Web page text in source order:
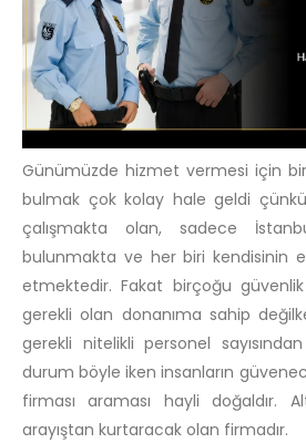
Günümüzde hizmet vermesi için
bulmak çok kolay hale geldi
çalışmakta olan, sadece
bulunmakta ve her biri kendisinin
etmektedir. Fakat birçoğu
gerekli olan donanıma sahip
gerekli nitelikli personel
durum böyle iken insanların
firması araması hayli doğaldır.
arayıştan kurtaracak olan firmadır.